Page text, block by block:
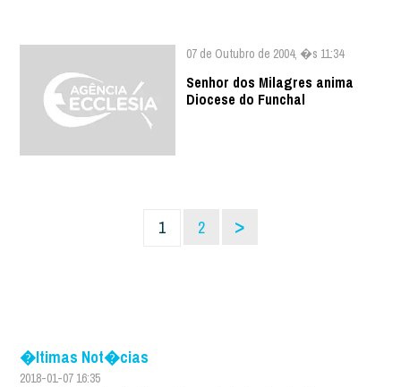
07 de Outubro de 2004, �s 11:34
Senhor dos Milagres anima
Diocese do Funchal
1 2 >
�ltimas Not�cias
2018-01-07 16:35